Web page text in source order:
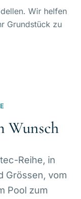
Wir helfen
Grundstück zu
Wunsch
Reihe, in
Grössen, vom
Pool zum